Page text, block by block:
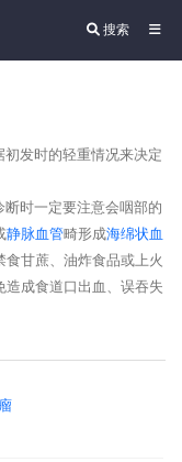
搜索
初发时的轻重情况来决定
时一定要注意会咽部的
静脉血管畸形成海绵状血
食甘蔗、油炸食品或上火
造成食道口出血、误吞失